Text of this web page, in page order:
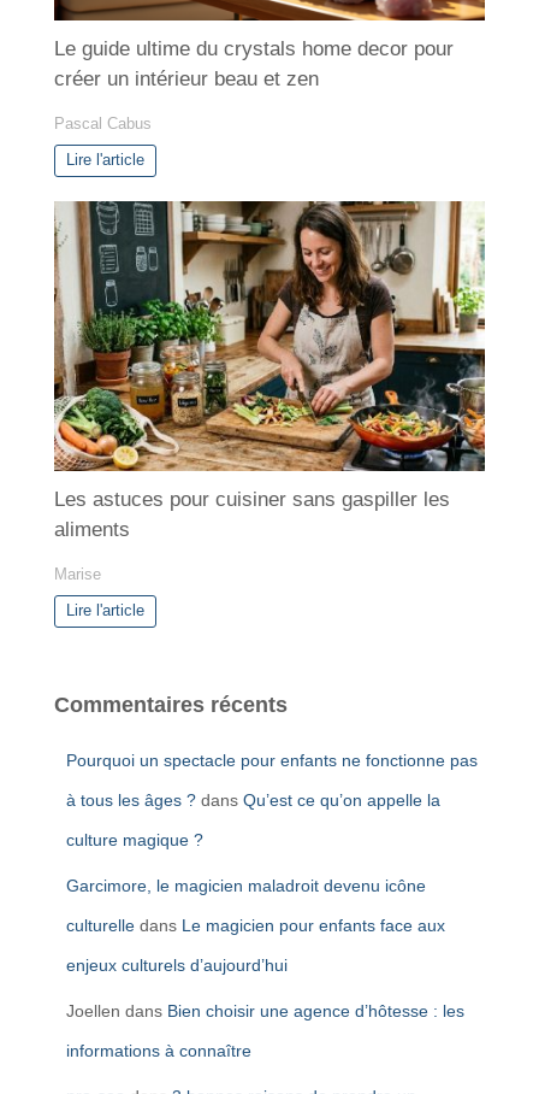
Le guide ultime du crystals home decor pour
créer un intérieur beau et zen
Pascal Cabus
Lire l'article
Les astuces pour cuisiner sans gaspiller les
aliments
Marise
Lire l'article
Commentaires récents
Pourquoi un spectacle pour enfants ne fonctionne pas
à tous les âges ? dans Qu’est ce qu’on appelle la
culture magique ?
Garcimore, le magicien maladroit devenu icône
culturelle dans Le magicien pour enfants face aux
enjeux culturels d’aujourd’hui
Joellen dans Bien choisir une agence d’hôtesse : les
informations à connaître